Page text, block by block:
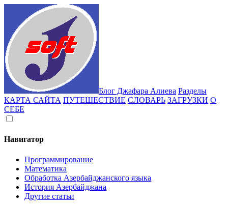
Блог Джафара Алиева Разделы
КАРТА САЙТА ПУТЕШЕСТВИЕ СЛОВАРЬ ЗАГРУЗКИ О
СЕБЕ
Навигатор
Программирование
Математика
Обработка Азербайджанского языка
История Азербайджана
Другие статьи